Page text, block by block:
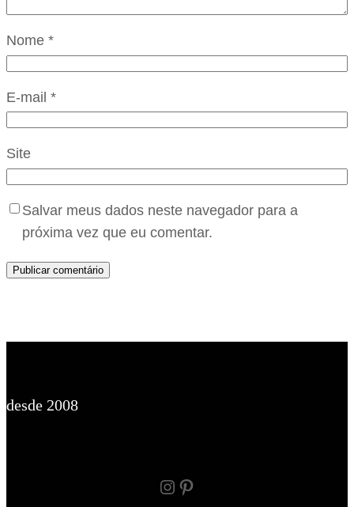
Nome *
E-mail *
Site
Salvar meus dados neste navegador para a
próxima vez que eu comentar.
desde 2008
Instagram Pinterest